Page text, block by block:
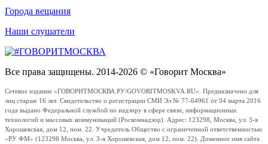
Города вещания
Наши слушатели
Все права защищены. 2014-2026 © «Говорит Москва»
Сетевое издание «ГОВОРИТМОСКВА.РУ/GOVORITMOSKVA.RU». Предназначено для
лиц старше 16 лет. Свидетельство о регистрации СМИ Эл № 77-64961 от 04 марта 2016
года выдано Федеральной службой по надзору в сфере связи, информационных
технологий и массовых коммуникаций (Роскомнадзор). Адрес: 123298, Москва, ул. 3-я
Хорошевская, дом 12, пом. 22. Учредитель Общество с ограниченной ответственностью
«РУ ФМ» (123298 Москва, ул. 3-я Хорошевская, дом 12, пом. 22). Доменное имя сайта